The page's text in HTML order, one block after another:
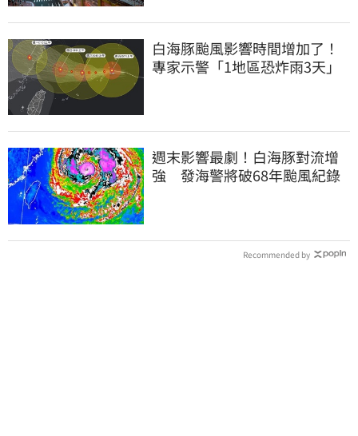
白海豚颱風影響時間增加了！
專家示警「1地區恐炸雨3天」
週末影響最劇！白海豚對流增
強 發海警將破68年颱風紀錄
Recommended by